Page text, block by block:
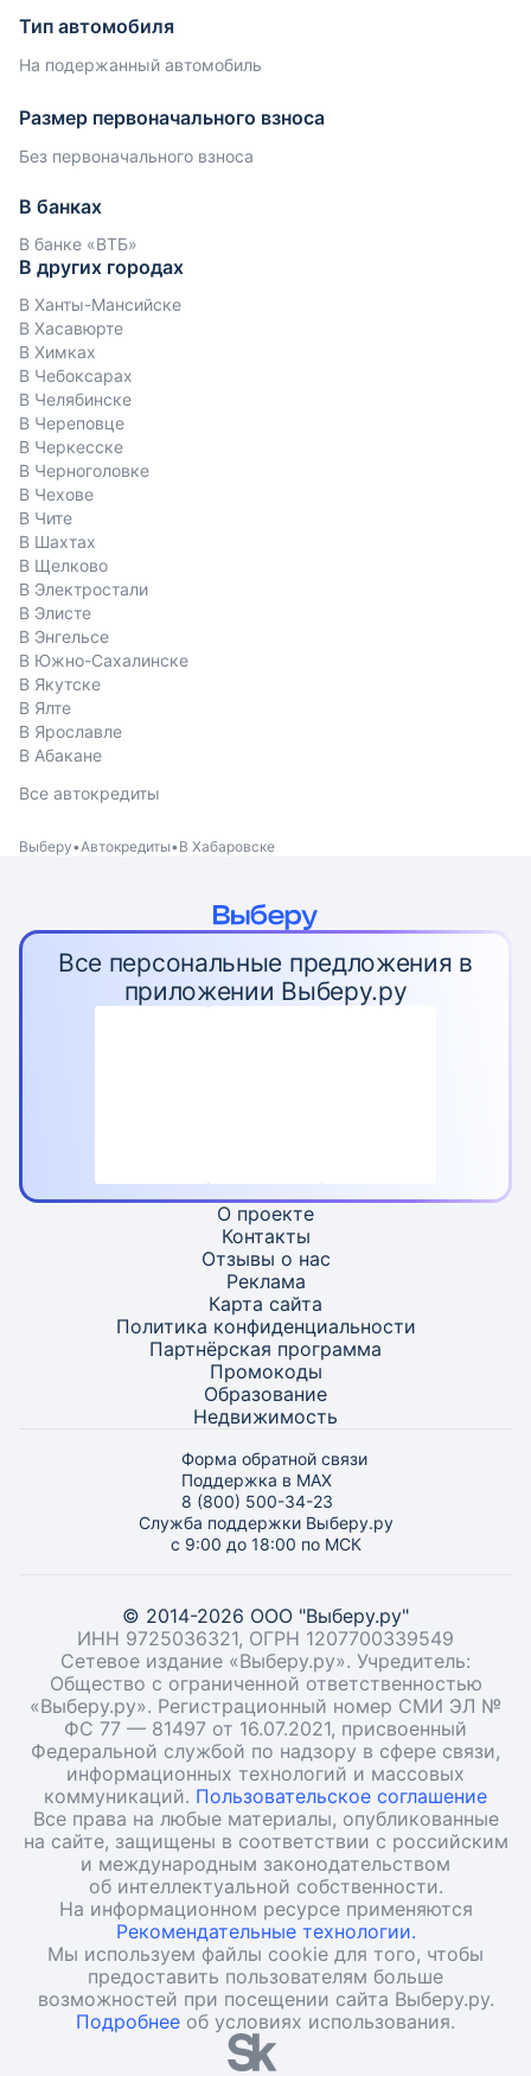
Тип автомобиля
На подержанный автомобиль
Размер первоначального взноса
Без первоначального взноса
В банках
В банке «ВТБ»
В других городах
В Ханты-Мансийске
В Хасавюрте
В Химках
В Чебоксарах
В Челябинске
В Череповце
В Черкесске
В Черноголовке
В Чехове
В Чите
В Шахтах
В Щелково
В Электростали
В Элисте
В Энгельсе
В Южно-Сахалинске
В Якутске
В Ялте
В Ярославле
В Абакане
Все автокредиты
Выберу Автокредиты В Хабаровске
Все персональные предложения в
приложении Выберу.ру
О проекте
Контакты
Отзывы о нас
Реклама
Карта сайта
Политика конфиденциальности
Партнёрская программа
Промокоды
Образование
Недвижимость
Форма обратной связи
Поддержка в MAX
8 (800) 500-34-23
Служба поддержки Выберу.ру
с 9:00 до 18:00 по МСК
© 2014-2026 ООО "Выберу.ру"
ИНН 9725036321, ОГРН 1207700339549
Сетевое издание «Выберу.ру». Учредитель:
Общество с ограниченной ответственностью
«Выберу.ру». Регистрационный номер СМИ ЭЛ №
ФС 77 — 81497 от 16.07.2021, присвоенный
Федеральной службой по надзору в сфере связи,
информационных технологий и массовых
коммуникаций. Пользовательское соглашение
Все права на любые материалы, опубликованные
на сайте, защищены в соответствии с российским
и международным законодательством
об интеллектуальной собственности.
На информационном ресурсе применяются
Рекомендательные технологии.
Мы используем файлы cookie для того, чтобы
предоставить пользователям больше
возможностей при посещении сайта Выберу.ру.
Подробнее об условиях использования.